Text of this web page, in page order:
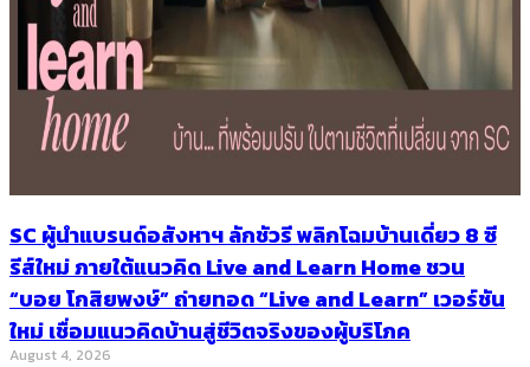
SC ผู้นำแบรนด์อสังหาฯ ลักชัวรี พลิกโฉมบ้านเดี่ยว 8 ซี
รีส์ใหม่ ภายใต้แนวคิด Live and Learn Home ชวน
“บอย โกสิยพงษ์” ถ่ายทอด “Live and Learn” เวอร์ชัน
ใหม่ เชื่อมแนวคิดบ้านสู่ชีวิตจริงของผู้บริโภค
August 4, 2026